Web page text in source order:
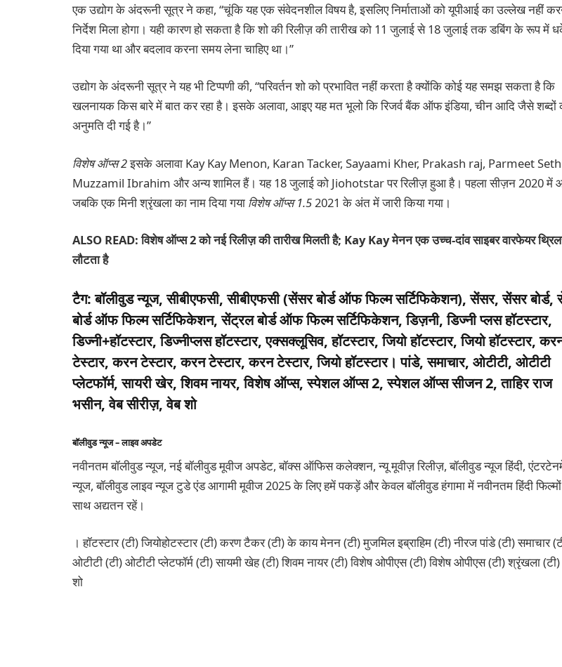
एक उद्योग के अंदरूनी सूत्र ने कहा, “चूंकि यह एक संवेदनशील विषय है, इसलिए निर्माताओं को यूपीआई का उल्लेख नहीं
निर्देश मिला होगा। यही कारण हो सकता है कि शो की रिलीज़ की तारीख को 11 जुलाई से 18 जुलाई तक डबिंग के रूप में
दिया गया था और बदलाव करना समय लेना चाहिए था।”
उद्योग के अंदरूनी सूत्र ने यह भी टिप्पणी की, “परिवर्तन शो को प्रभावित नहीं करता है क्योंकि कोई यह समझ सकता है कि
खलनायक किस बारे में बात कर रहा है। इसके अलावा, आइए यह मत भूलो कि रिजर्व बैंक ऑफ इंडिया, चीन आदि जैसे शब्दों
अनुमति दी गई है।”
विशेष ऑप्स 2इसके अलावा Kay Kay Menon, Karan Tacker, Sayaami Kher, Prakash raj, Parmeet
Muzzamil Ibrahim और अन्य शामिल हैं। यह 18 जुलाई को Jiohotstar पर रिलीज़ हुआ है। पहला सीज़न 2020 में
जबकि एक मिनी श्रृंखला का नाम दिया गया विशेष ऑप्स 1.52021 के अंत में जारी किया गया।
ALSO READ: विशेष ऑप्स 2 को नई रिलीज़ की तारीख मिलती है; Kay Kay मेनन एक उच्च-दांव साइबर वारफेयर
लौटता है
टैग:बॉलीवुड न्यूज, सीबीएफसी, सीबीएफसी (सेंसर बोर्ड ऑफ फिल्म सर्टिफिकेशन), सेंसर, सेंसर बोर्ड,
बोर्ड ऑफ फिल्म सर्टिफिकेशन, सेंट्रल बोर्ड ऑफ फिल्म सर्टिफिकेशन, डिज़नी, डिज्नी प्लस हॉटस्टार,
डिज्नी+हॉटस्टार, डिज्नीप्लस हॉटस्टार, एक्सक्लूसिव, हॉटस्टार, जियो हॉटस्टार, जियो हॉटस्टार,
टेस्टार, करन टेस्टार, करन टेस्टार, करन टेस्टार, जियो हॉटस्टार। पांडे, समाचार, ओटीटी, ओटीटी
प्लेटफॉर्म, सायरी खेर, शिवम नायर, विशेष ऑप्स, स्पेशल ऑप्स 2, स्पेशल ऑप्स सीजन 2, ताहिर राज
भसीन, वेब सीरीज़, वेब शो
बॉलीवुड न्यूज – लाइव अपडेट
नवीनतम बॉलीवुड न्यूज, नई बॉलीवुड मूवीज अपडेट, बॉक्स ऑफिस कलेक्शन, न्यू मूवीज़ रिलीज़, बॉलीवुड न्यूज हिंदी,
न्यूज, बॉलीवुड लाइव न्यूज टुडे एंड आगामी मूवीज 2025 के लिए हमें पकड़ें और केवल बॉलीवुड हंगामा में नवीनतम हिंदी
साथ अद्यतन रहें।
। हॉटस्टार (टी) जियोहोटस्टार (टी) करण टैकर (टी) के काय मेनन (टी) मुजमिल इब्राहिम (टी) नीरज पांडे (टी) समाचार
ओटीटी (टी) ओटीटी प्लेटफॉर्म (टी) सायमी खेह (टी) शिवम नायर (टी) विशेष ओपीएस (टी) विशेष ओपीएस (टी) श्रृंखला
शो